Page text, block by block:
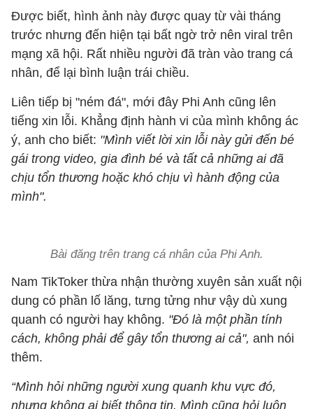
Được biết, hình ảnh này được quay từ vài tháng
trước nhưng đến hiện tại bất ngờ trở nên viral trên
mạng xã hội. Rất nhiều người đã tràn vào trang cá
nhân, để lại bình luận trái chiều.
Liên tiếp bị "ném đá", mới đây Phi Anh cũng lên
tiếng xin lỗi. Khẳng định hành vi của mình không ác
ý, anh cho biết: "Mình viết lời xin lỗi này gửi đến bé
gái trong video, gia đình bé và tất cả những ai đã
chịu tổn thương hoặc khó chịu vì hành động của
mình".
Bài đăng trên trang cá nhân của Phi Anh.
Nam TikToker thừa nhận thường xuyên sản xuất nội
dung có phần lố lăng, tưng tửng như vậy dù xung
quanh có người hay không. "Đó là một phần tính
cách, không phải để gây tổn thương ai cả", anh nói
thêm.
“Mình hỏi những người xung quanh khu vực đó,
nhưng không ai biết thông tin. Mình cũng hỏi luôn